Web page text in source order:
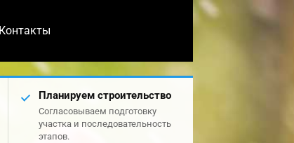
Контакты
Планируем строительство
Согласовываем подготовку
участка и последовательность
этапов.